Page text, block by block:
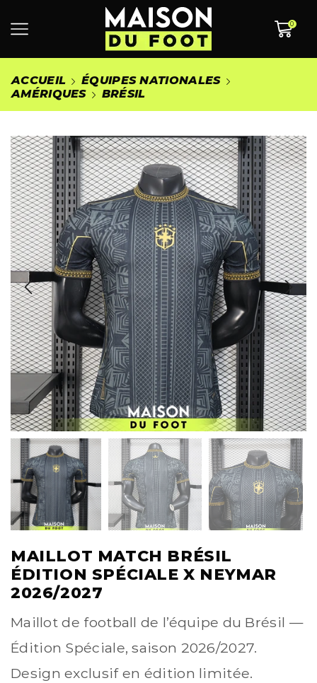
0
ACCUEIL
ÉQUIPES NATIONALES
AMÉRIQUES
BRÉSIL
MAILLOT MATCH BRÉSIL
ÉDITION SPÉCIALE X NEYMAR
2026/2027
Maillot de football de l’équipe du Brésil —
Édition Spéciale, saison 2026/2027.
Design exclusif en édition limitée.